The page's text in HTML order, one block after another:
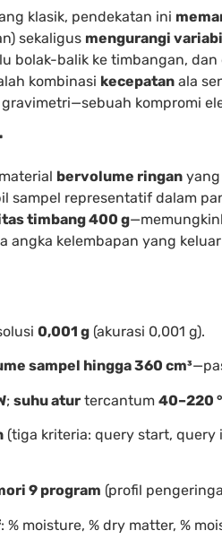
klasik, pendekatan ini
sekaligus mengurangi
bolak-balik ke timbangan, dan
kombinasi kecepatan ala
kompromi
bervolume ringan
sampel representatif dalam
timbang 400 g
angka kelembapan yang keluar
0,001 g (akurasi 0,001 g).
sampel hingga 360 cm³
; suhu atur tercantum 40–220
(tiga kriteria: query start,
9 program (profil
: % moisture, % dry matter, %